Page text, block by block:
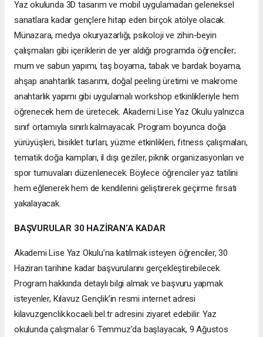
Yaz okulunda 3D tasarım ve mobil uygulamadan geleneksel
sanatlara kadar gençlere hitap eden birçok atölye olacak.
Münazara, medya okuryazarlığı, psikoloji ve zihin-beyin
çalışmaları gibi içeriklerin de yer aldığı programda öğrenciler;
mum ve sabun yapımı, taş boyama, tabak ve bardak boyama,
ahşap anahtarlık tasarımı, doğal peeling üretimi ve makrome
anahtarlık yapımı gibi uygulamalı workshop etkinlikleriyle hem
öğrenecek hem de üretecek. Akademi Lise Yaz Okulu yalnızca
sınıf ortamıyla sınırlı kalmayacak. Program boyunca doğa
yürüyüşleri, bisiklet turları, yüzme etkinlikleri, fitness çalışmaları,
tematik doğa kampları, il dışı geziler, piknik organizasyonları ve
spor turnuvaları düzenlenecek. Böylece öğrenciler yaz tatilini
hem eğlenerek hem de kendilerini geliştirerek geçirme fırsatı
yakalayacak.
BAŞVURULAR 30 HAZİRAN’A KADAR
Akademi Lise Yaz Okulu’na katılmak isteyen öğrenciler, 30
Haziran tarihine kadar başvurularını gerçekleştirebilecek.
Program hakkında detaylı bilgi almak ve başvuru yapmak
isteyenler, Kılavuz Gençlik’in resmi internet adresi
kilavuzgenclik.kocaeli.bel.tr adresini ziyaret edebilir. Yaz
okulunda çalışmalar 6 Temmuz’da başlayacak, 9 Ağustos